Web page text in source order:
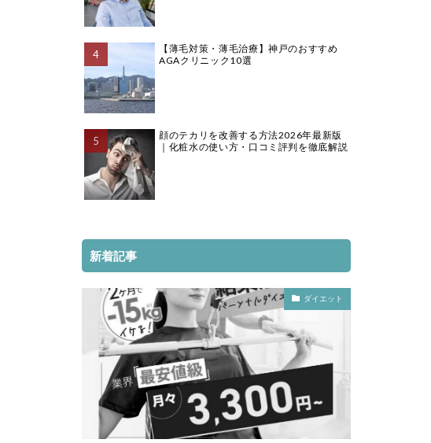
【薄毛対策・薄毛治療】神戸のおすすめ
AGAクリニック10選
顔のテカリを改善する方法2026年最新版
｜化粧水の使い方・口コミ評判を徹底解説
新着記事
ダイエット